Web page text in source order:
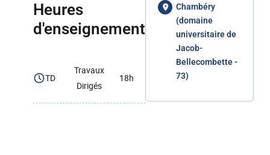
Heures
d'enseignement
TD
Travaux
Dirigés
18h
Chambéry
(domaine
universitaire de
Jacob-
Bellecombette -
73)